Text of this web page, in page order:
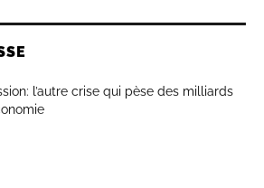
l’autre crise qui pèse des milliards